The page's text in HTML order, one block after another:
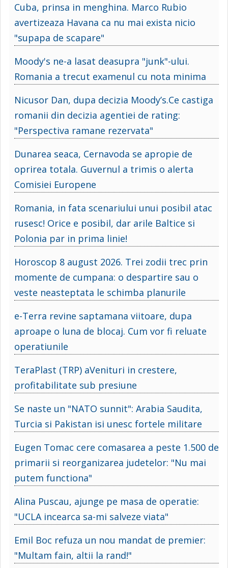
Cuba, prinsa in menghina. Marco Rubio
avertizeaza Havana ca nu mai exista nicio
"supapa de scapare"
Moody's ne-a lasat deasupra "junk"-ului.
Romania a trecut examenul cu nota minima
Nicusor Dan, dupa decizia Moody’s.Ce castiga
romanii din decizia agentiei de rating:
"Perspectiva ramane rezervata"
Dunarea seaca, Cernavoda se apropie de
oprirea totala. Guvernul a trimis o alerta
Comisiei Europene
Romania, in fata scenariului unui posibil atac
rusesc! Orice e posibil, dar arile Baltice si
Polonia par in prima linie!
Horoscop 8 august 2026. Trei zodii trec prin
momente de cumpana: o despartire sau o
veste neasteptata le schimba planurile
e-Terra revine saptamana viitoare, dupa
aproape o luna de blocaj. Cum vor fi reluate
operatiunile
TeraPlast (TRP) aVenituri in crestere,
profitabilitate sub presiune
Se naste un "NATO sunnit": Arabia Saudita,
Turcia si Pakistan isi unesc fortele militare
Eugen Tomac cere comasarea a peste 1.500 de
primarii si reorganizarea judetelor: "Nu mai
putem functiona"
Alina Puscau, ajunge pe masa de operatie:
"UCLA incearca sa-mi salveze viata"
Emil Boc refuza un nou mandat de premier:
"Multam fain, altii la rand!"